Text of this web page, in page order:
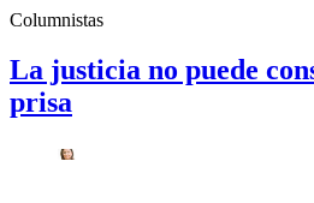
Columnistas
La justicia no puede
prisa